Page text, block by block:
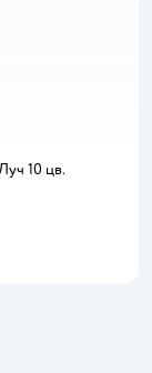
10 цв.
о появлении